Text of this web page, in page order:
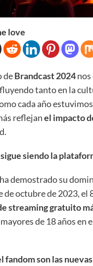
love
deBrandcast 2024
tanto en la
cada año
reflejanel impacto
siendo la
demostrado su
de octubre de 2023, el
streaming gratuito
de 18 años en
fandom son las